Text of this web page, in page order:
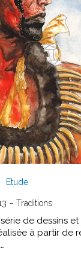
Etude
– Traditions
de dessins et
à partir de